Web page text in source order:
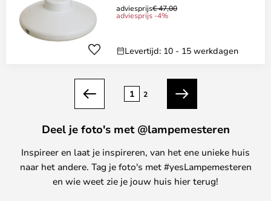
adviesprijs€ 47,00
adviesprijs -4%
Levertijd: 10 - 15 werkdagen
Vorige
1 2
Volgende
Deel je foto's met @lampemesteren
Inspireer en laat je inspireren, van het ene unieke huis
naar het andere. Tag je foto's met #yesLampemesteren
en wie weet zie je jouw huis hier terug!